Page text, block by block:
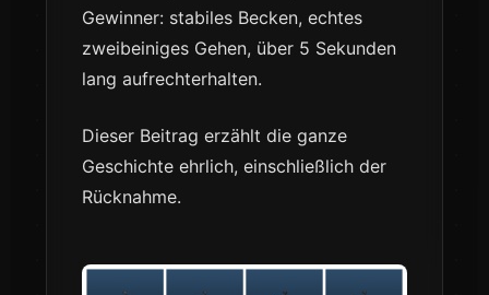
Gewinner: stabiles Becken, echtes
zweibeiniges Gehen, über 5 Sekunden
lang aufrechterhalten.
Dieser Beitrag erzählt die ganze
Geschichte ehrlich, einschließlich der
Rücknahme.